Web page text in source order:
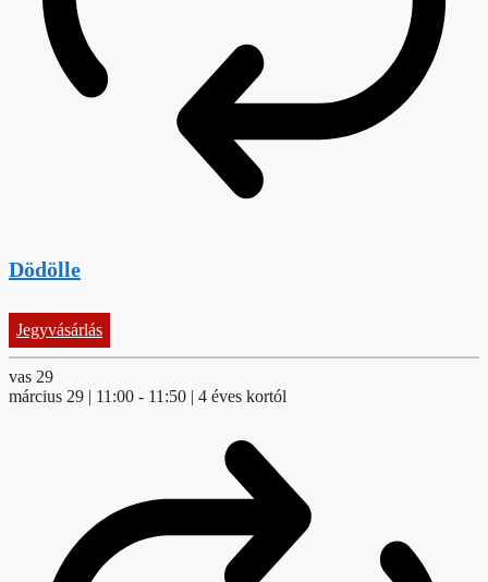
Jegyvásárlás
Dödölle
vas 29
március 29 | 11:00 - 11:50 | 4 éves kortól